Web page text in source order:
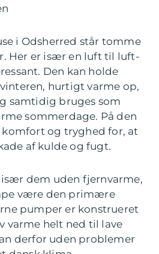
i Odsherred står tomme
Her er især en luft til luft-
Den kan holde
hurtigt varme op,
samtidig bruges som
sommerdage. På den
og tryghed for, at
af kulde og fugt.
dem uden fjernvarme,
være den primære
pumper er konstrueret
varme helt ned til lave
derfor uden problemer